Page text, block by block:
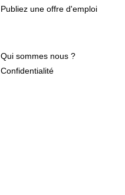
Publiez une offre d'emploi
Qui sommes nous ?
Confidentialité